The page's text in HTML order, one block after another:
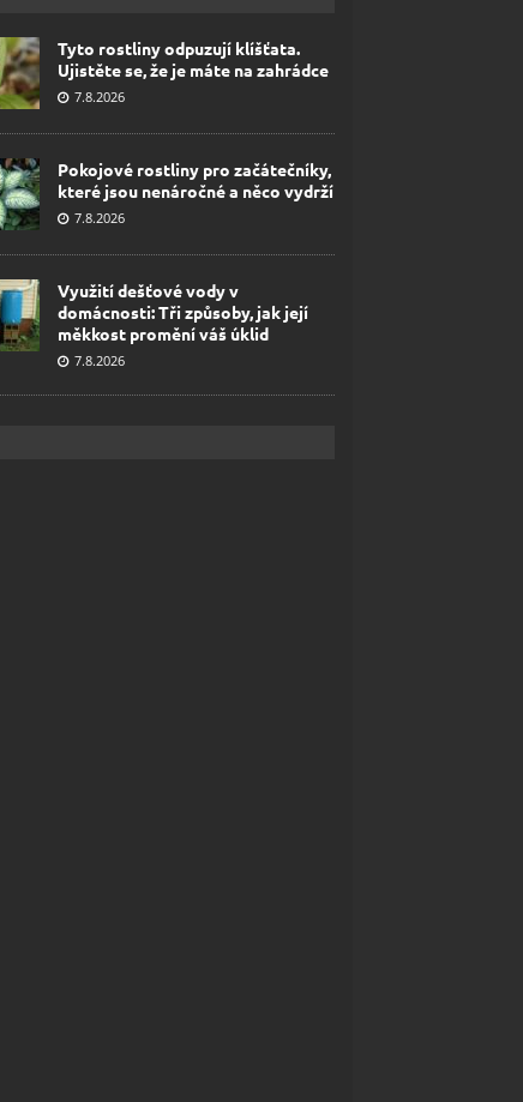
Tyto rostliny odpuzují klíšťata.
Ujistěte se, že je máte na zahrádce
7.8.2026
Pokojové rostliny pro začátečníky,
které jsou nenáročné a něco vydrží
7.8.2026
Využití dešťové vody v
domácnosti: Tři způsoby, jak její
měkkost promění váš úklid
7.8.2026